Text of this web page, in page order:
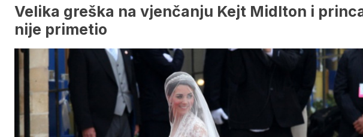
Velika greška na vjenčanju Kejt Midlton i
nije primetio